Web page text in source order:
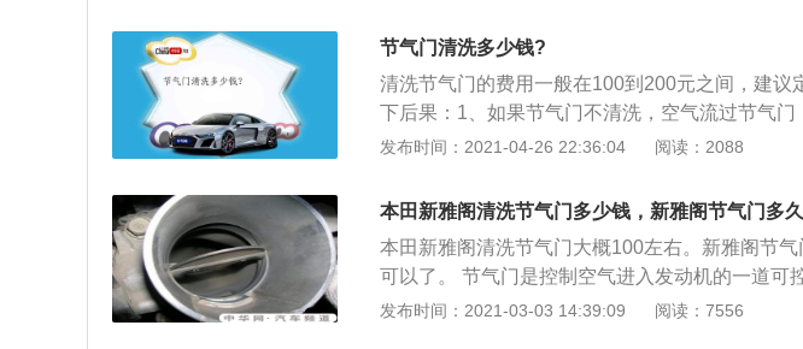
量。
重量为2039kg。2021款锐界搭载了2.0t涡轮增压
大扭矩是390nm，最大功率是180kw，与其匹配
节气门清洗多少钱?
清洗节气门的费用一般在100到200元之间，建议
下后果：1、如果节气门不清洗，空气流过节气
进入节气门；2、再加上曲轴箱排出的油蒸气，从
响汽油的正常燃烧，降低发动机的工作功率，严
和功率下降的故障情况。
发布时间：2021-04-26 22:36:04 阅读：2088
本田新雅阁清洗节气门多少钱，新雅阁节气门多
本田新雅阁清洗节气门大概100左右。新雅阁节
可以了。 节气门是控制空气进入发动机的一道可
汽油混合变成可燃混合气，从而燃烧形成做功。
发布时间：2021-03-03 14:39:09 阅读：7556